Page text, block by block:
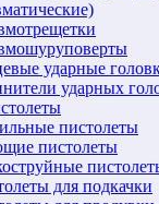
ударные
ударных
пистолеты
пистолеты
для подкачки